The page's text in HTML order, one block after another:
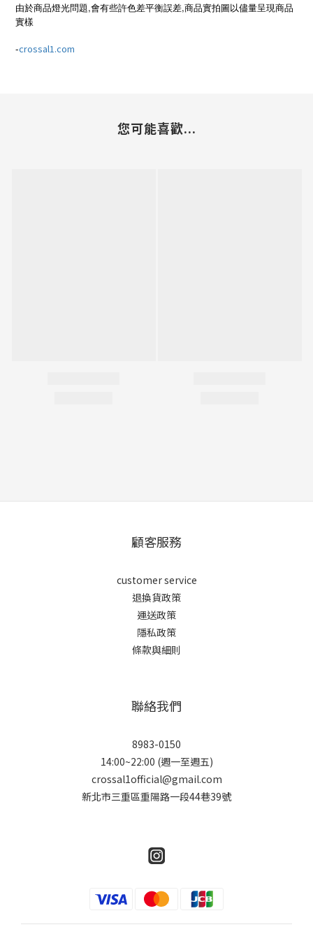
由於商品燈光問題,會有些許色差平衡誤差,商品實拍圖以儘量呈現商品
實樣
-crossal1.com
您可能喜歡...
顧客服務
customer service
退換貨政策
運送政策
隱私政策
條款與細則
聯絡我們
8983-0150
14:00~22:00 (週一至週五)
crossal1official@gmail.com
新北市三重區重陽路一段44巷39號